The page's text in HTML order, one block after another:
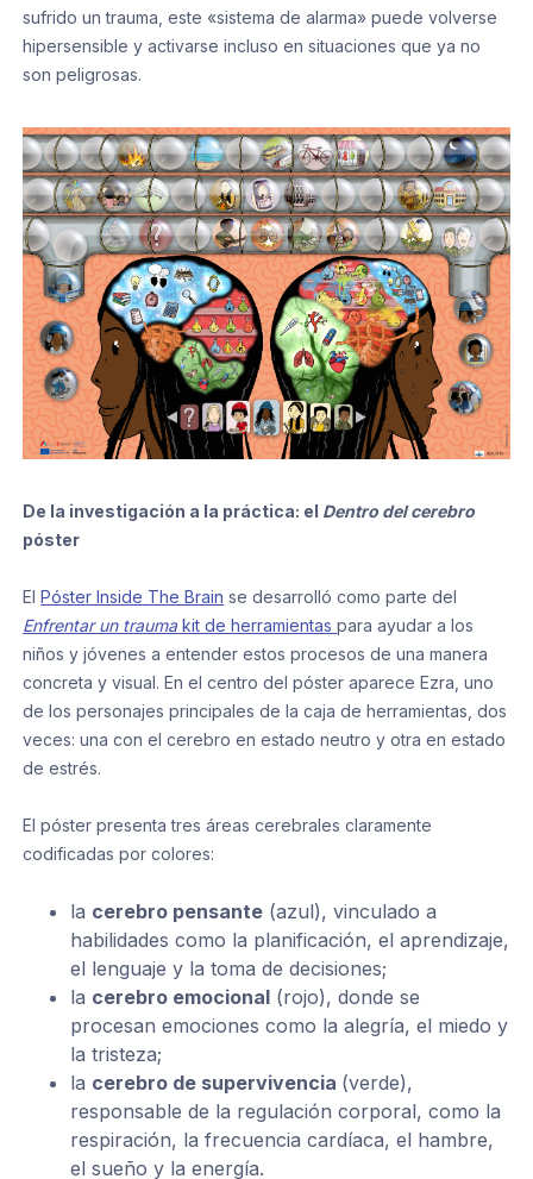
sufrido un trauma, este «sistema de alarma» puede volverse
hipersensible y activarse incluso en situaciones que ya no
son peligrosas.
De la investigación a la práctica: el Dentro del cerebro
póster
ElPóster Inside The Brain se desarrolló como parte del
Enfrentar un trauma kit de herramientaspara ayudar a los
niños y jóvenes a entender estos procesos de una manera
concreta y visual. En el centro del póster aparece Ezra, uno
de los personajes principales de la caja de herramientas, dos
veces: una con el cerebro en estado neutro y otra en estado
de estrés.
El póster presenta tres áreas cerebrales claramente
codificadas por colores:
la cerebro pensante (azul), vinculado a
habilidades como la planificación, el aprendizaje,
el lenguaje y la toma de decisiones;
la cerebro emocional (rojo), donde se
procesan emociones como la alegría, el miedo y
la tristeza;
la cerebro de supervivencia (verde),
responsable de la regulación corporal, como la
respiración, la frecuencia cardíaca, el hambre,
el sueño y la energía.